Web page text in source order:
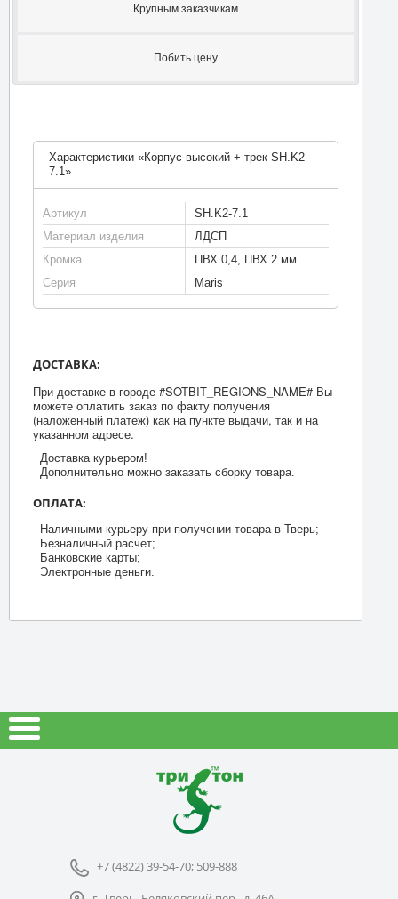
Крупным заказчикам
Побить цену
Характеристики «Корпус высокий + трек SH.K2-
7.1»
Артикул
SH.K2-7.1
Материал изделия
ЛДСП
Кромка
ПВХ 0,4, ПВХ 2 мм
Серия
Maris
ДОСТАВКА:
При доставке в городе #SOTBIT_REGIONS_NAME# Вы
можете оплатить заказ по факту получения
(наложенный платеж) как на пункте выдачи, так и на
указанном адресе.
Доставка курьером!
Дополнительно можно заказать сборку товара.
ОПЛАТА:
Наличными курьеру при получении товара в Тверь;
Безналичный расчет;
Банковские карты;
Электронные деньги.
+7 (4822) 39-54-70; 509-888